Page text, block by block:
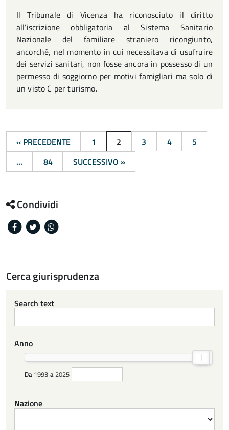
Il Tribunale di Vicenza ha riconosciuto il diritto
all’iscrizione obbligatoria al Sistema Sanitario
Nazionale del familiare straniero ricongiunto,
ancorché, nel momento in cui necessitava di usufruire
dei servizi sanitari, non fosse ancora in possesso di un
permesso di soggiorno per motivi famigliari ma solo di
un visto C per turismo.
« PRECEDENTE 1 2 3 4
5
...
84 SUCCESSIVO »
Condividi
Facebook
Twitter
Cerca giurisprudenza
Search text
Anno
Da 1993 a 2025
Nazione